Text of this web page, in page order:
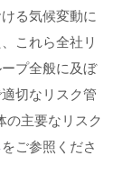
る気候変動に
これら全社リ
プ全般に及ぼ
切なリスク管
の主要なリスク
をご参照くださ